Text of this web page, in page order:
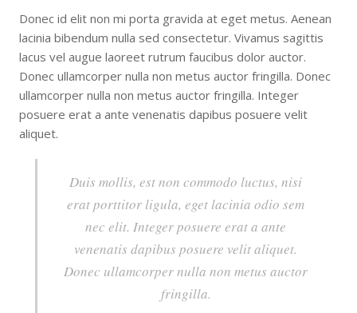
Donec id elit non mi porta gravida at eget metus. Aenean
lacinia bibendum nulla sed consectetur. Vivamus sagittis
lacus vel augue laoreet rutrum faucibus dolor auctor.
Donec ullamcorper nulla non metus auctor fringilla. Donec
ullamcorper nulla non metus auctor fringilla. Integer
posuere erat a ante venenatis dapibus posuere velit
aliquet.
Duis mollis, est non commodo luctus, nisi
erat porttitor ligula, eget lacinia odio sem
nec elit. Integer posuere erat a ante
venenatis dapibus posuere velit aliquet.
Donec ullamcorper nulla non metus auctor
fringilla.